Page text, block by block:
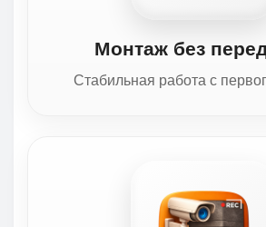
Монтаж без
Стабильная работа с